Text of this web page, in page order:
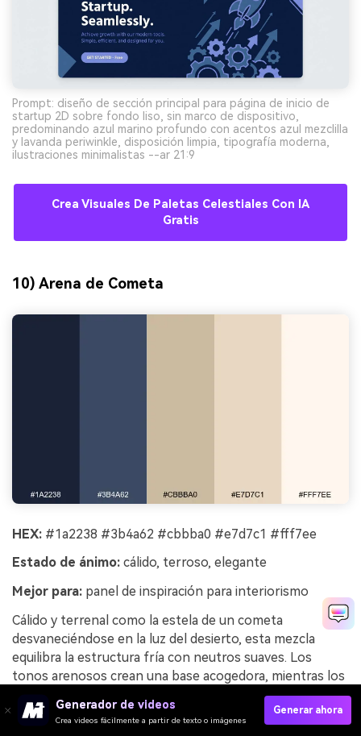
Prompt: diseño de sección principal para página de inicio de
startup 2D sobre fondo liso, sin marco de dispositivo,
predominando azul marino profundo con acentos azul mezclilla
y lavanda periwinkle, disposición limpia, tipografía moderna,
ilustraciones minimalistas --ar 21:9
Crea Visuales De Paletas Celestiales Con IA
Gratis
10) Arena de Cometa
HEX: #1a2238 #3b4a62 #cbbba0 #e7d7c1 #fff7ee
Estado de ánimo: cálido, terroso, elegante
Mejor para: panel de inspiración para interiorismo
Cálido y terrenal como la estela de un cometa
desvaneciéndose en la luz del desierto, esta mezcla
equilibra la estructura fría con neutros suaves. Los
tonos arenosos crean una base acogedora, mientras los
azules grisáceos oscuros añaden definición para
encabezados y muestras. Usa el crema como fondo del
Generador de videos
Crea videos fácilmente a partir de texto o imágenes
Generar ahora